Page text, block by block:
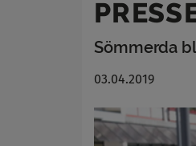
Sömmerda
03.04.2019